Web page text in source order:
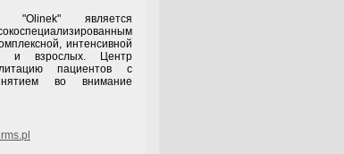
"Olinek" является
интенсивной
и взрослых. Центр
пациентов с
во внимание